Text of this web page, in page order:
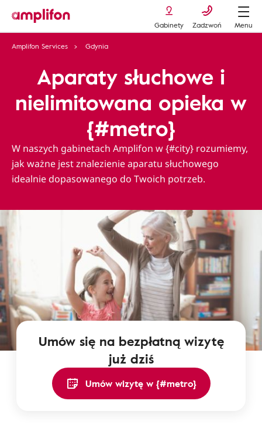
Gabinety Zadzwoń
Menu
Amplifon Services
Gdynia
Aparaty słuchowe i
nielimitowana opieka w
{#metro}
W naszych gabinetach Amplifon w {#city} rozumiemy,
jak ważne jest znalezienie aparatu słuchowego
idealnie dopasowanego do Twoich potrzeb.
Umów się na bezpłatną wizytę
już dziś
Umów wizytę w {#metro}